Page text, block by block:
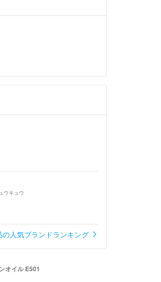
ウキュウ
の人気ブランドランキング
オイル E501